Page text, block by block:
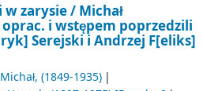
w zarysie / Michał
i wstępem poprzedzili
Serejski i Andrzej F[eliks]
, (1849-1935)